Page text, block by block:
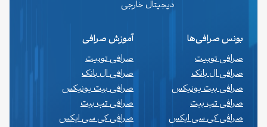
دیجیتال خارجی
بونس صرافی‌ها
صرافی توبیت
صرافی ال بانک
صرافی بیت یونیکس
صرافی تپ بیت
صرافی کی سی ایکس
آموزش صرافی
صرافی توبیت
صرافی ال بانک
صرافی بیت یونیکس
صرافی تپ بیت
صرافی کی سی ایکس